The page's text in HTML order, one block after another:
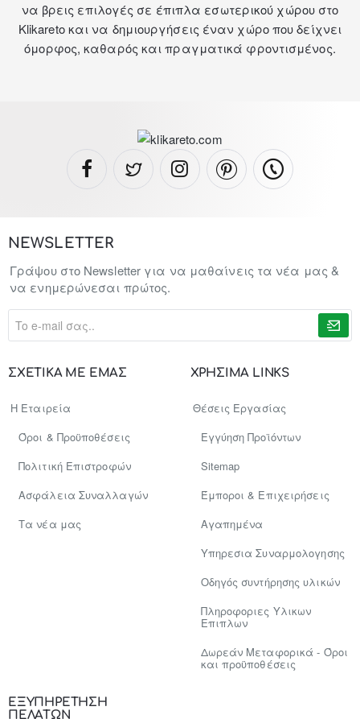
να βρεις επιλογές σε έπιπλα εσωτερικού χώρου στο
Klikareto και να δημιουργήσεις έναν χώρο που δείχνει
όμορφος, καθαρός και πραγματικά φροντισμένος.
ΣΧΕΤΙΚΑ ΜΕ ΕΜΑΣ
Η Εταιρεία
Όροι & Προϋποθέσεις
Πολιτική Επιστροφών
Ασφάλεια Συναλλαγών
Tα νέα μας
ΧΡΗΣΙΜΑ LINKS
Θέσεις Εργασίας
Εγγύηση Προϊόντων
Sitemap
Έμποροι & Επιχειρήσεις
Αγαπημένα
Υπηρεσια Συναρμολογησης
Οδηγός συντήρησης υλικών
Πληροφοριες Υλικων
Επιπλων
Δωρεάν Μεταφορικά - Όροι
και προϋποθέσεις
ΕΞΥΠΗΡΕΤΗΣΗ
ΠΕΛΑΤΩΝ
NEWSLETTER
Γράψου στο Newsletter για να μαθαίνεις τα νέα μας &
να ενημερώνεσαι πρώτος.
σας..